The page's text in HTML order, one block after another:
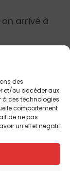
des
et/ou accéder aux
à ces technologies
le comportement
de ne pas
un effet négatif
arrivé à
? Étaient-
à
aboutir à
ne juge
la
vif, puisse